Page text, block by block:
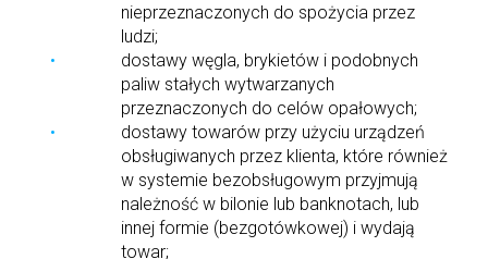
nieprzeznaczonych do spożycia przez
ludzi;
dostawy węgla, brykietów i podobnych
paliw stałych wytwarzanych
przeznaczonych do celów opałowych;
dostawy towarów przy użyciu urządzeń
obsługiwanych przez klienta, które również
w systemie bezobsługowym przyjmują
należność w bilonie lub banknotach, lub
innej formie (bezgotówkowej) i wydają
towar;